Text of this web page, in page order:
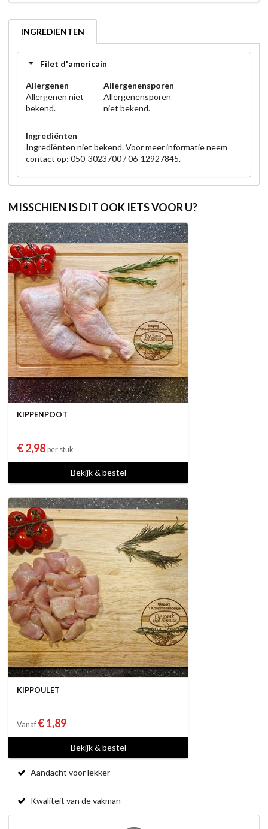
INGREDIËNTEN
Filet d'americain
Allergenen
Allergenen niet
bekend.
Allergenensporen
Allergenensporen
niet bekend.
Ingrediënten
Ingrediënten niet bekend. Voor meer informatie neem
contact op: 050-3023700 / 06-12927845.
MISSCHIEN IS DIT OOK IETS VOOR U?
KIPPENPOOT
€ 2,98 per stuk
Bekijk & bestel
KIPPOULET
Vanaf € 1,89
Bekijk & bestel
Aandacht voor lekker
Kwaliteit van de vakman